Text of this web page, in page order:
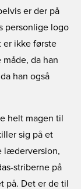
er der på
personlige logo
er ikke første
da han
han også
helt magen til
sig på et
læderversion,
striberne på
på. Det er de til